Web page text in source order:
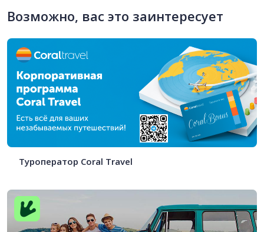
Возможно, вас это заинтересует
Туроператор Coral Travel